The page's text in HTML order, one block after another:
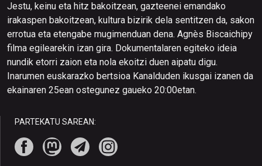
Jestu, keinu eta hitz bakoitzean, gazteenei emandako
irakaspen bakoitzean, kultura bizirik dela sentitzen da, sakon
errotua eta etengabe mugimenduan dena. Agnès Biscaichipy
filma egilearekin izan gira. Dokumentalaren egiteko ideia
nundik etorri zaion eta nola ekoitzi duen aipatu digu.
Inarumen euskarazko bertsioa Kanalduden ikusgai izanen da
ekainaren 25ean ostegunez gaueko 20:00etan.
PARTEKATU SAREAN: